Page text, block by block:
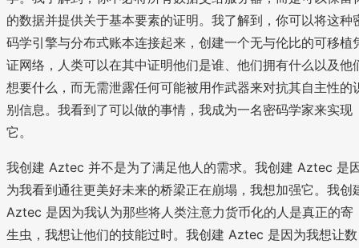
的数据并提供关于基本要素的证明。我了解到，你可以将这种
码学引擎与分布式账本连接起来，创建一个无与伦比的可移植
证网络，人类可以在其中证明他们是谁、他们拥有什么以及他
想要什么，而无需泄露任何可能被用作武器来对抗其自主性的
别信息。我看到了可以做的事情，我成为一名密码学家来实现
它。
我创建 Aztec 并不是为了满足他人的需求。我创建 Aztec 是
为我看到通往更美好未来的桥梁正在崩塌，我想加强它。我创
Aztec 是因为我认为那些将人类注意力货币化的人是真正的寄
生虫，我想让他们的技能过时。我创建 Aztec 是因为我想让数